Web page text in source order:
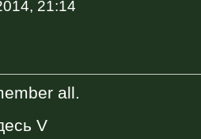
21:14
all.
V